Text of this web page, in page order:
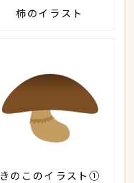
柿のイラスト
きのこのイラスト①